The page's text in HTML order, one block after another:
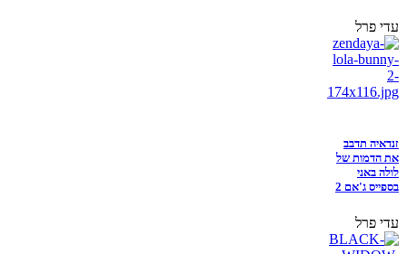
עדי פרל
זנדאיה תדבב
את הדמות של
לולה באני
בספייס ג'אם 2
עדי פרל